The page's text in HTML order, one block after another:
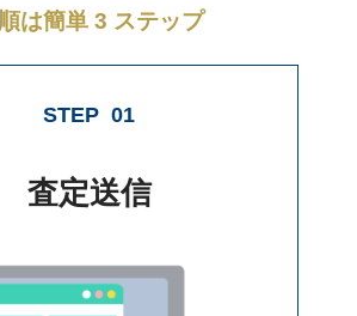
は簡単 3 ステップ
STEP 01
査定送信